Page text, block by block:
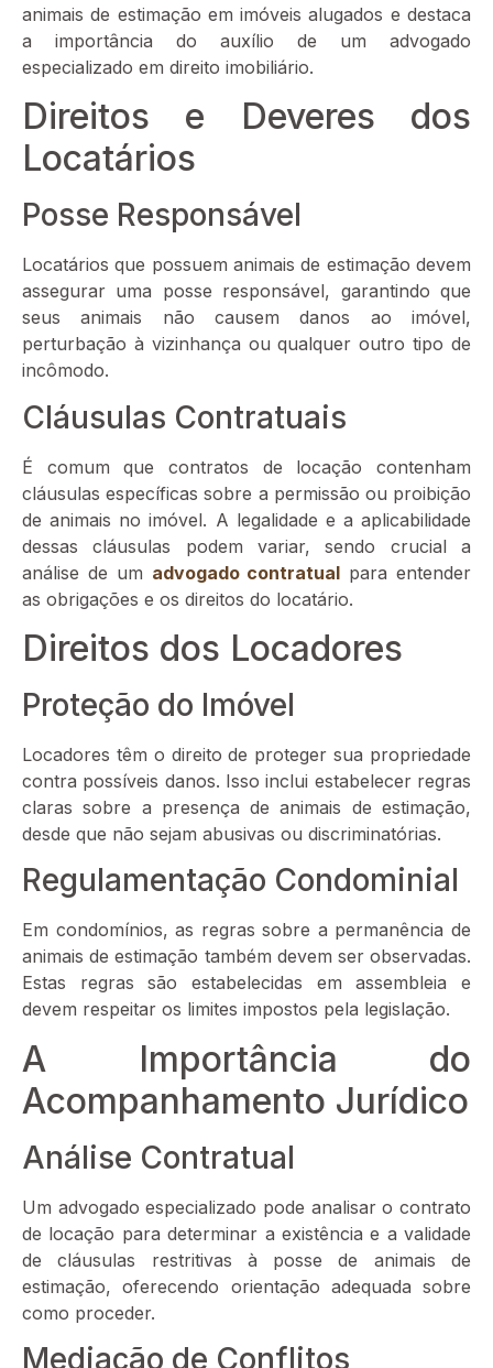
animais de estimação em imóveis alugados e destaca
a importância do auxílio de um advogado
especializado em direito imobiliário.
Direitos e Deveres dos
Locatários
Posse Responsável
Locatários que possuem animais de estimação devem
assegurar uma posse responsável, garantindo que
seus animais não causem danos ao imóvel,
perturbação à vizinhança ou qualquer outro tipo de
incômodo.
Cláusulas Contratuais
É comum que contratos de locação contenham
cláusulas específicas sobre a permissão ou proibição
de animais no imóvel. A legalidade e a aplicabilidade
dessas cláusulas podem variar, sendo crucial a
análise de um advogado contratual para entender
as obrigações e os direitos do locatário.
Direitos dos Locadores
Proteção do Imóvel
Locadores têm o direito de proteger sua propriedade
contra possíveis danos. Isso inclui estabelecer regras
claras sobre a presença de animais de estimação,
desde que não sejam abusivas ou discriminatórias.
Regulamentação Condominial
Em condomínios, as regras sobre a permanência de
animais de estimação também devem ser observadas.
Estas regras são estabelecidas em assembleia e
devem respeitar os limites impostos pela legislação.
A Importância do
Acompanhamento Jurídico
Análise Contratual
Um advogado especializado pode analisar o contrato
de locação para determinar a existência e a validade
de cláusulas restritivas à posse de animais de
estimação, oferecendo orientação adequada sobre
como proceder.
Mediação de Conflitos